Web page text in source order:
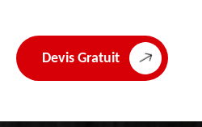
Devis Gratuit